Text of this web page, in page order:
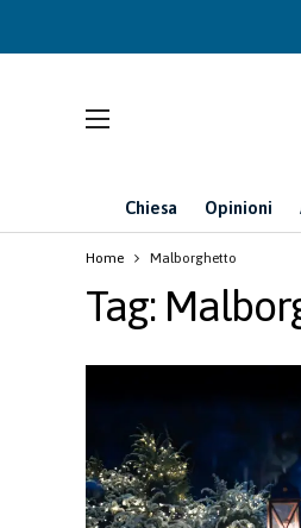
Chiesa Opinioni
Home Malborghetto
Tag: